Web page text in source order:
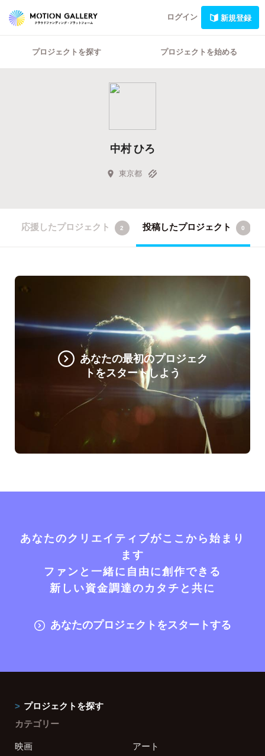
ログイン 新規登録
プロジェクトを探す プロジェクトを始める
中村 ひろ
東京都
応援したプロジェクト 2 投稿したプロジェクト 0
あなたの最初のプロジェク
トをスタートしよう
あなたのクリエイティブがここから始まり
ます
ファンと一緒に自由に創作できる
新しい資金調達のカタチと共に
あなたのプロジェクトをスタートする
プロジェクトを探す
カテゴリー
映画
アート